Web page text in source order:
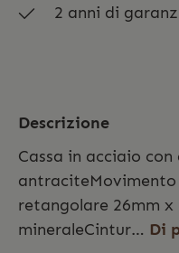
2 anni di
Descrizione
Cassa in acciaio
antraciteMovimento
retangolare 26mm x
mineraleCintur… Di